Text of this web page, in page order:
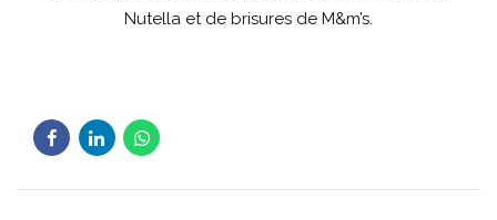
Nutella et de brisures de M&m’s.